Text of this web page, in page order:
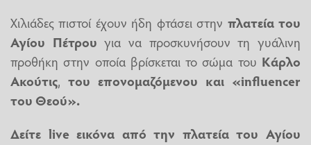
Χιλιάδες πιστοί έχουν ήδη φτάσει στην πλατεία του
Αγίου Πέτρου για να προσκυνήσουν τη γυάλινη
προθήκη στην οποία βρίσκεται το σώμα του Κάρλο
Ακούτις, του επονομαζόμενου και «influencer
του Θεού».
Δείτε live εικόνα από την πλατεία του Αγίου